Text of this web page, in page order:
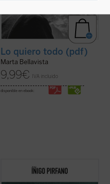
Lo quiero todo (pdf)
Marta Bellavista
9,99€ IVA incluido
disponible en ebook:
, el director de orquesta y
comunicador Íñigo Pirfano, promotor de la